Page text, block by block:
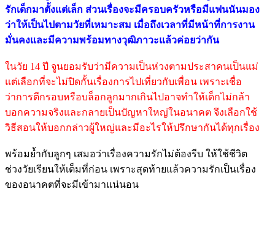
รักเด็กมาตั้งแต่เล็ก ส่วนเรื่องจะมีครอบครัวหรือมีแฟนนันมอง
ว่าให้เป็นไปตามวัยที่เหมาะสม เมื่อถึงเวลาที่มีหน้าที่การงาน
มั่นคงและมีความพร้อมทางวุฒิภาวะแล้วค่อยว่ากัน
ในวัย 14 ปี จูนยอมรับว่ามีความเป็นห่วงตามประสาคนเป็นแม่
แต่เลือกที่จะไม่ปิดกั้นเรื่องการไปเที่ยวกับเพื่อน เพราะเชื่อ
ว่าการตีกรอบหรือบล็อกลูกมากเกินไปอาจทำให้เด็กไม่กล้า
บอกความจริงและกลายเป็นปัญหาใหญ่ในอนาคต จึงเลือกใช้
วิธีสอนให้บอกกล่าวผู้ใหญ่และมีอะไรให้ปรึกษากันได้ทุกเรื่อง
พร้อมย้ำกับลูกๆ เสมอว่าเรื่องความรักไม่ต้องรีบ ให้ใช้ชีวิต
ช่วงวัยเรียนให้เต็มที่ก่อน เพราะสุดท้ายแล้วความรักเป็นเรื่อง
ของอนาคตที่จะมีเข้ามาแน่นอน